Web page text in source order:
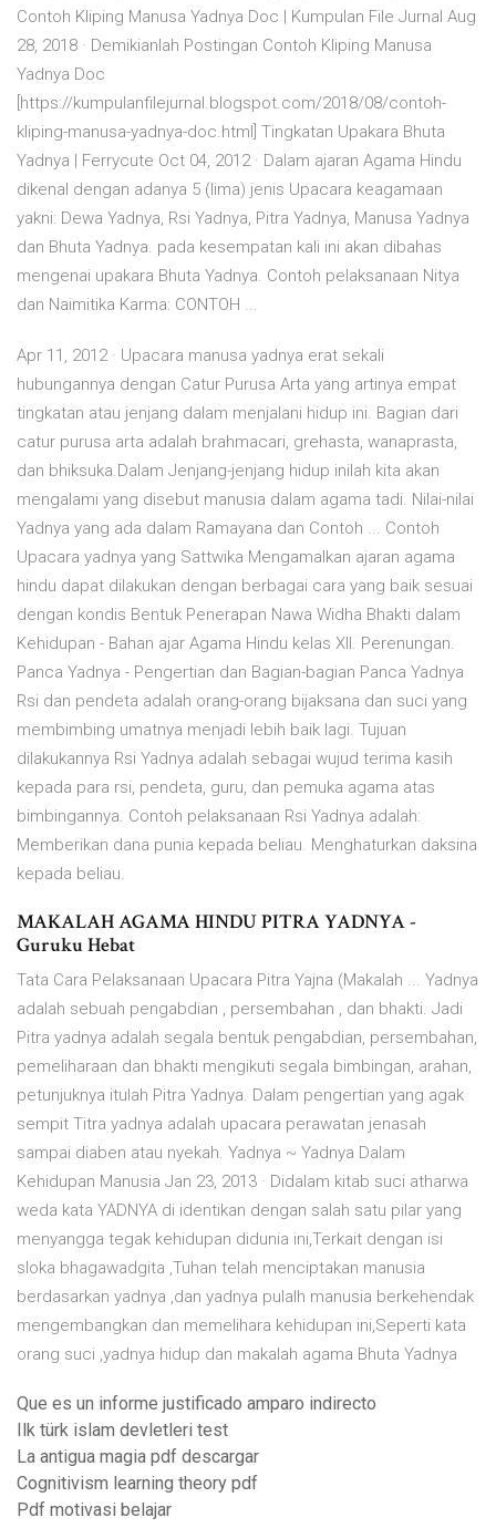
Contoh Kliping Manusa Yadnya Doc | Kumpulan File Jurnal Aug
28, 2018 · Demikianlah Postingan Contoh Kliping Manusa
Yadnya Doc
[https://kumpulanfilejurnal.blogspot.com/2018/08/contoh-
kliping-manusa-yadnya-doc.html] Tingkatan Upakara Bhuta
Yadnya | Ferrycute Oct 04, 2012 · Dalam ajaran Agama Hindu
dikenal dengan adanya 5 (lima) jenis Upacara keagamaan
yakni: Dewa Yadnya, Rsi Yadnya, Pitra Yadnya, Manusa Yadnya
dan Bhuta Yadnya. pada kesempatan kali ini akan dibahas
mengenai upakara Bhuta Yadnya. Contoh pelaksanaan Nitya
dan Naimitika Karma: CONTOH ...
Apr 11, 2012 · Upacara manusa yadnya erat sekali
hubungannya dengan Catur Purusa Arta yang artinya empat
tingkatan atau jenjang dalam menjalani hidup ini. Bagian dari
catur purusa arta adalah brahmacari, grehasta, wanaprasta,
dan bhiksuka.Dalam Jenjang-jenjang hidup inilah kita akan
mengalami yang disebut manusia dalam agama tadi. Nilai-nilai
Yadnya yang ada dalam Ramayana dan Contoh ... Contoh
Upacara yadnya yang Sattwika Mengamalkan ajaran agama
hindu dapat dilakukan dengan berbagai cara yang baik sesuai
dengan kondis Bentuk Penerapan Nawa Widha Bhakti dalam
Kehidupan - Bahan ajar Agama Hindu kelas XII. Perenungan.
Panca Yadnya - Pengertian dan Bagian-bagian Panca Yadnya
Rsi dan pendeta adalah orang-orang bijaksana dan suci yang
membimbing umatnya menjadi lebih baik lagi. Tujuan
dilakukannya Rsi Yadnya adalah sebagai wujud terima kasih
kepada para rsi, pendeta, guru, dan pemuka agama atas
bimbingannya. Contoh pelaksanaan Rsi Yadnya adalah:
Memberikan dana punia kepada beliau. Menghaturkan daksina
kepada beliau.
MAKALAH AGAMA HINDU PITRA YADNYA -
Guruku Hebat
Tata Cara Pelaksanaan Upacara Pitra Yajna (Makalah ... Yadnya
adalah sebuah pengabdian , persembahan , dan bhakti. Jadi
Pitra yadnya adalah segala bentuk pengabdian, persembahan,
pemeliharaan dan bhakti mengikuti segala bimbingan, arahan,
petunjuknya itulah Pitra Yadnya. Dalam pengertian yang agak
sempit Titra yadnya adalah upacara perawatan jenasah
sampai diaben atau nyekah. Yadnya ~ Yadnya Dalam
Kehidupan Manusia Jan 23, 2013 · Didalam kitab suci atharwa
weda kata YADNYA di identikan dengan salah satu pilar yang
menyangga tegak kehidupan didunia ini,Terkait dengan isi
sloka bhagawadgita ,Tuhan telah menciptakan manusia
berdasarkan yadnya ,dan yadnya pulalh manusia berkehendak
mengembangkan dan memelihara kehidupan ini,Seperti kata
orang suci ,yadnya hidup dan makalah agama Bhuta Yadnya
Que es un informe justificado amparo indirecto
Ilk türk islam devletleri test
La antigua magia pdf descargar
Cognitivism learning theory pdf
Pdf motivasi belajar